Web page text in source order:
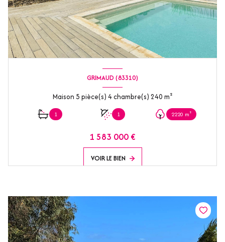
GRIMAUD (83310)
Maison 5 pièce(s) 4 chambre(s) 240 m²
1 1 2220 m²
1 583 000 €
VOIR LE BIEN